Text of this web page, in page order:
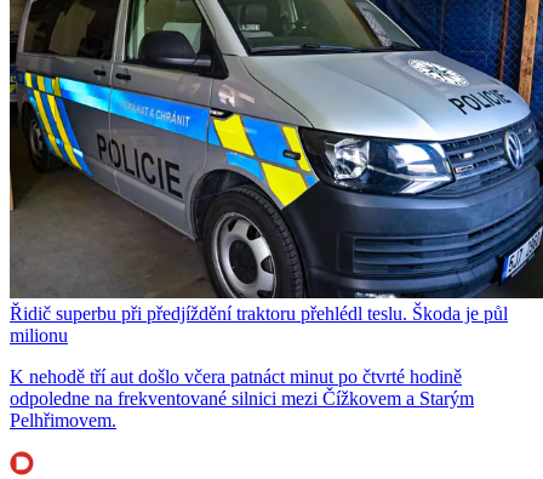
Řidič superbu při předjíždění traktoru přehlédl teslu. Škoda je půl
milionu
K nehodě tří aut došlo včera patnáct minut po čtvrté hodině
odpoledne na frekventované silnici mezi Čížkovem a Starým
Pelhřimovem.